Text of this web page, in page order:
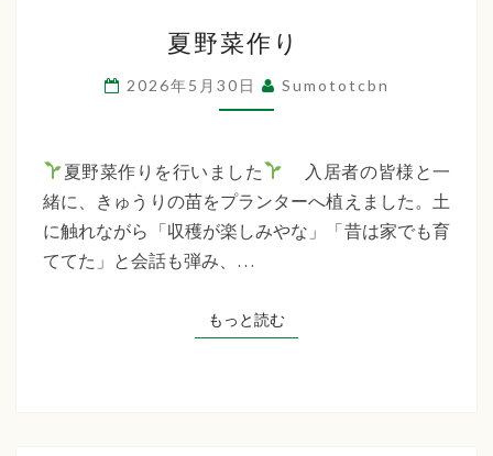
野
菜
作
夏野菜作り
2026年5月30日 Sumototcbn
夏野菜作りを行いました
入居者の皆様と一
緒に、きゅうりの苗をプランターへ植えました。土
に触れながら「収穫が楽しみやな」「昔は家でも育
ててた」と会話も弾み、…
もっと読むもっと読む